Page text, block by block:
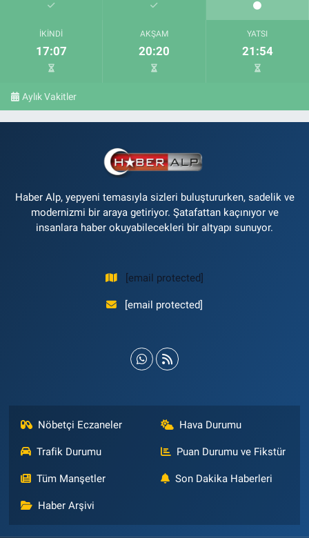
İKINDI
17:07
AKŞAM
20:20
YATSI
21:54
Aylık Vakitler
Haber Alp, yepyeni temasıyla sizleri buluştururken, sadelik ve
modernizmi bir araya getiriyor. Şatafattan kaçınıyor ve
insanlara haber okuyabilecekleri bir altyapı sunuyor.
[email protected]
[email protected]
Nöbetçi Eczaneler Hava Durumu
Trafik Durumu Puan Durumu ve Fikstür
Tüm Manşetler Son Dakika Haberleri
Haber Arşivi